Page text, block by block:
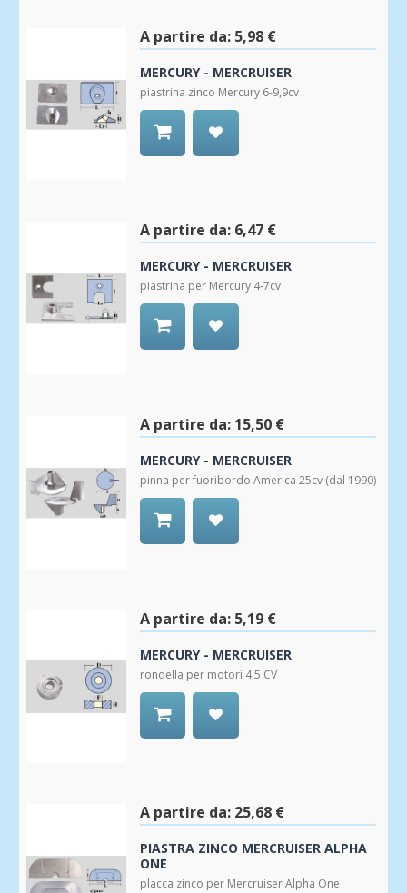
A partire da: 5,98 €
MERCURY - MERCRUISER
piastrina zinco Mercury 6-9,9cv
A partire da: 6,47 €
MERCURY - MERCRUISER
piastrina per Mercury 4-7cv
A partire da: 15,50 €
MERCURY - MERCRUISER
pinna per fuoribordo America 25cv (dal 1990)
A partire da: 5,19 €
MERCURY - MERCRUISER
rondella per motori 4,5 CV
A partire da: 25,68 €
PIASTRA ZINCO MERCRUISER ALPHA
ONE
placca zinco per Mercruiser Alpha One